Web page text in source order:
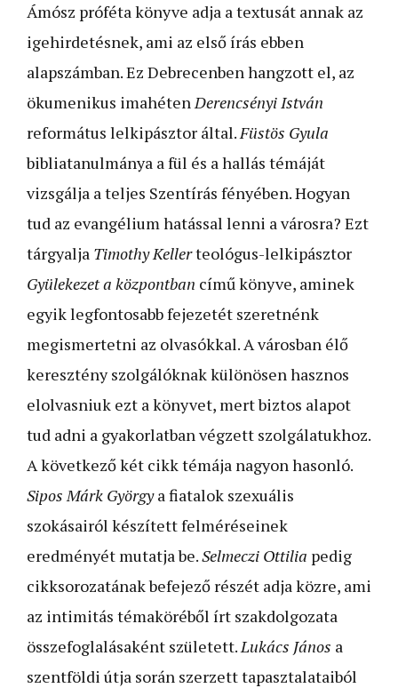
Ámósz próféta könyve adja a textusát annak az
igehirdetésnek, ami az első írás ebben
alapszámban. Ez Debrecenben hangzott el, az
ökumenikus imahétenDerencsényi István
református lelkipásztor által.Füstös Gyula
bibliatanulmánya a fül és a hallás témáját
vizsgálja a teljes Szentírás fényében. Hogyan
tud az evangélium hatással lenni a városra? Ezt
tárgyalja Timothy Kellerteológus-lelkipásztor
Gyülekezet a központban című könyve, aminek
egyik legfontosabb fejezetét szeretnénk
megismertetni az olvasókkal. A városban élő
keresztény szolgálóknak különösen hasznos
elolvasniuk ezt a könyvet, mert biztos alapot
tud adni a gyakorlatban végzett szolgálatukhoz.
A következő két cikk témája nagyon hasonló.
Sipos Márk Györgya fiatalok szexuális
szokásairól készített felméréseinek
eredményét mutatja be.Selmeczi Ottilia pedig
cikksorozatának befejező részét adja közre, ami
az intimitás témaköréből írt szakdolgozata
összefoglalásaként született.Lukács János a
szentföldi útja során szerzett tapasztalataiból